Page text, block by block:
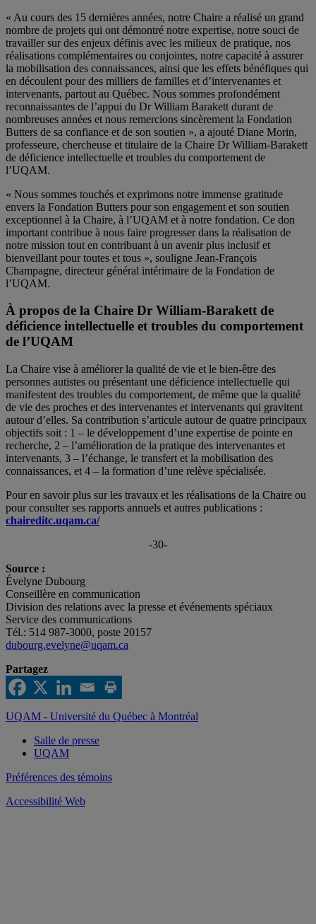
« Au cours des 15 dernières années, notre Chaire a réalisé un grand
nombre de projets qui ont démontré notre expertise, notre souci de
travailler sur des enjeux définis avec les milieux de pratique, nos
réalisations complémentaires ou conjointes, notre capacité à assurer
la mobilisation des connaissances, ainsi que les effets bénéfiques qui
en découlent pour des milliers de familles et d’intervenantes et
intervenants, partout au Québec. Nous sommes profondément
reconnaissantes de l’appui du Dr William Barakett durant de
nombreuses années et nous remercions sincèrement la Fondation
Butters de sa confiance et de son soutien », a ajouté Diane Morin,
professeure, chercheuse et titulaire de la Chaire Dr William-Barakett
de déficience intellectuelle et troubles du comportement de
l’UQAM.
« Nous sommes touchés et exprimons notre immense gratitude
envers la Fondation Butters pour son engagement et son soutien
exceptionnel à la Chaire, à l’UQAM et à notre fondation. Ce don
important contribue à nous faire progresser dans la réalisation de
notre mission tout en contribuant à un avenir plus inclusif et
bienveillant pour toutes et tous », souligne Jean-François
Champagne, directeur général intérimaire de la Fondation de
l’UQAM.
À propos de la Chaire Dr William-Barakett de
déficience intellectuelle et troubles du comportement
de l’UQAM
La Chaire vise à améliorer la qualité de vie et le bien-être des
personnes autistes ou présentant une déficience intellectuelle qui
manifestent des troubles du comportement, de même que la qualité
de vie des proches et des intervenantes et intervenants qui gravitent
autour d’elles. Sa contribution s’articule autour de quatre principaux
objectifs soit : 1 – le développement d’une expertise de pointe en
recherche, 2 – l’amélioration de la pratique des intervenantes et
intervenants, 3 – l’échange, le transfert et la mobilisation des
connaissances, et 4 – la formation d’une relève spécialisée.
Pour en savoir plus sur les travaux et les réalisations de la Chaire ou
pour consulter ses rapports annuels et autres publications :
chaireditc.uqam.ca/
-30-
Source :
Évelyne Dubourg
Conseillère en communication
Division des relations avec la presse et événements spéciaux
Service des communications
Tél.: 514 987-3000, poste 20157
dubourg.evelyne@uqam.ca
Partagez
UQAM - Université du Québec à Montréal
Salle de presse
UQAM
Préférences des témoins
Accessibilité Web